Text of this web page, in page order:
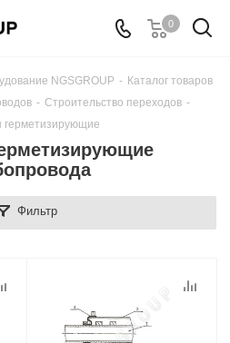
0
NGSGROUP - Каталог товаров
- Строительство переходов -
Фильтр